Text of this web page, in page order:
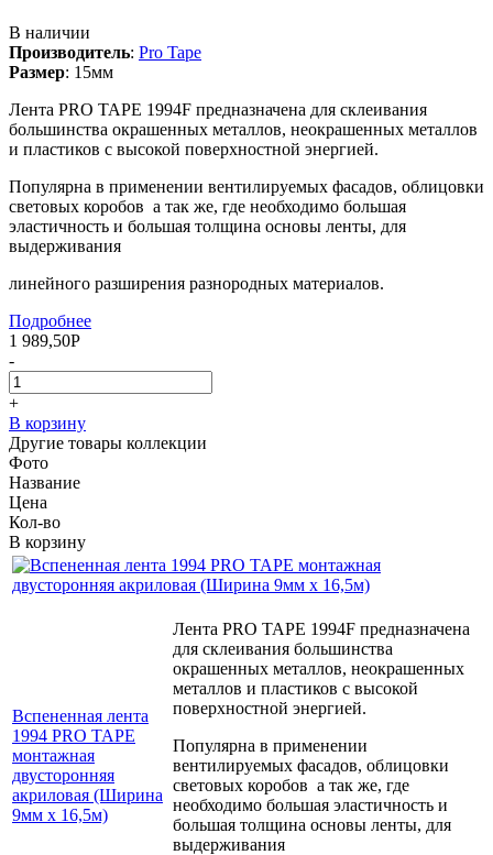
В наличии
Производитель: Pro Tape
Размер: 15мм
Лента PRO TAPE 1994F предназначена для склеивания
большинства окрашенных металлов, неокрашенных металлов
и пластиков с высокой поверхностной энергией.
Популярна в применении вентилируемых фасадов, облицовки
световых коробов а так же, где необходимо большая
эластичность и большая толщина основы ленты, для
выдерживания
линейного разширения разнородных материалов.
Подробнее
1 989,50Р
-
+
В корзину
Другие товары коллекции
Фото
Название
Цена
Кол-во
В корзину
Вспененная лента
1994 PRO TAPE
монтажная
двусторонняя
акриловая (Ширина
9мм х 16,5м)
Лента PRO TAPE 1994F предназначена
для склеивания большинства
окрашенных металлов, неокрашенных
металлов и пластиков с высокой
поверхностной энергией.
Популярна в применении
вентилируемых фасадов, облицовки
световых коробов а так же, где
необходимо большая эластичность и
большая толщина основы ленты, для
выдерживания